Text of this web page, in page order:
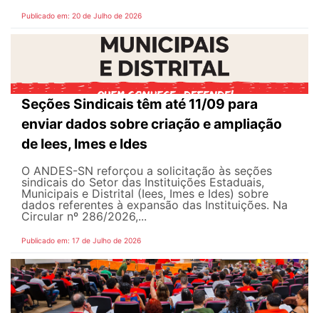
Publicado em: 20 de Julho de 2026
Seções Sindicais têm até 11/09 para
enviar dados sobre criação e ampliação
de Iees, Imes e Ides
O ANDES-SN reforçou a solicitação às seções
sindicais do Setor das Instituições Estaduais,
Municipais e Distrital (Iees, Imes e Ides) sobre
dados referentes à expansão das Instituições. Na
Circular nº 286/2026,...
Publicado em: 17 de Julho de 2026